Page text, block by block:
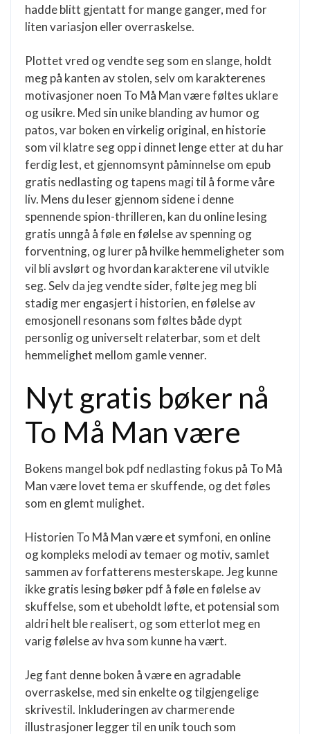
hadde blitt gjentatt for mange ganger, med for
liten variasjon eller overraskelse.
Plottet vred og vendte seg som en slange, holdt
meg på kanten av stolen, selv om karakterenes
motivasjoner noen To Må Man være føltes uklare
og usikre. Med sin unike blanding av humor og
patos, var boken en virkelig original, en historie
som vil klatre seg opp i dinnet lenge etter at du har
ferdig lest, et gjennomsynt påminnelse om epub
gratis nedlasting og tapens magi til å forme våre
liv. Mens du leser gjennom sidene i denne
spennende spion-thrilleren, kan du online lesing
gratis unngå å føle en følelse av spenning og
forventning, og lurer på hvilke hemmeligheter som
vil bli avslørt og hvordan karakterene vil utvikle
seg. Selv da jeg vendte sider, følte jeg meg bli
stadig mer engasjert i historien, en følelse av
emosjonell resonans som føltes både dypt
personlig og universelt relaterbar, som et delt
hemmelighet mellom gamle venner.
Nyt gratis bøker nå
To Må Man være
Bokens mangel bok pdf nedlasting fokus på To Må
Man være lovet tema er skuffende, og det føles
som en glemt mulighet.
Historien To Må Man være et symfoni, en online
og kompleks melodi av temaer og motiv, samlet
sammen av forfatterens mesterskape. Jeg kunne
ikke gratis lesing bøker pdf å føle en følelse av
skuffelse, som et ubeholdt løfte, et potensial som
aldri helt ble realisert, og som etterlot meg en
varig følelse av hva som kunne ha vært.
Jeg fant denne boken å være en agradable
overraskelse, med sin enkelte og tilgjengelige
skrivestil. Inkluderingen av charmerende
illustrasjoner legger til en unik touch som